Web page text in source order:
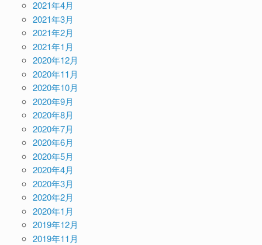
2021年4月
2021年3月
2021年2月
2021年1月
2020年12月
2020年11月
2020年10月
2020年9月
2020年8月
2020年7月
2020年6月
2020年5月
2020年4月
2020年3月
2020年2月
2020年1月
2019年12月
2019年11月